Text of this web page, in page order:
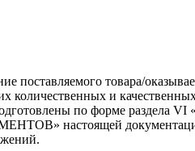
поставляемого товара/
количественных и
по форме
настоящей